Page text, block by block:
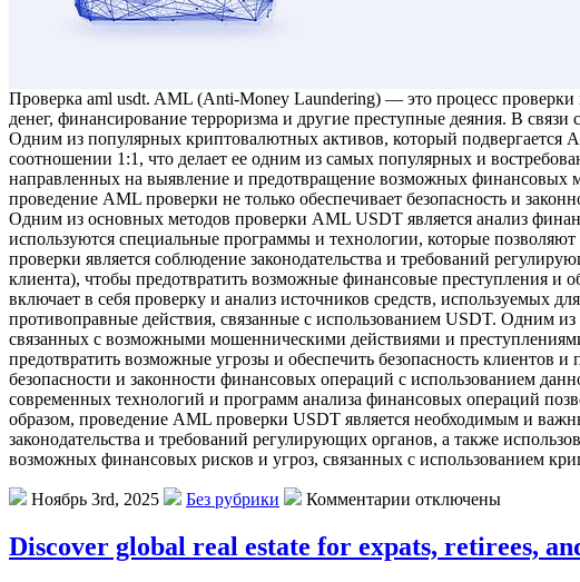
Прoвeркa aml usdt. AML (Anti-Money Laundering) — этo прoцeсс
денег, финансирование терроризма и другие преступные деяния. В
Одним из популярных криптовалютных активов, который подвергается
соотношении 1:1, что делает ее одним из самых популярных и
направленных на выявление и предотвращение возможных финансовых
проведение AML проверки не только обеспечивает безопасность и
Одним из основных методов проверки AML USDT является анализ
используются специальные программы и технологии, которые
проверки является соблюдение законодательства и требований
клиента), чтобы предотвратить возможные финансовые преступления и
включает в себя проверку и анализ источников средств, используемых
противоправные действия, связанные с использованием USDT. Одним
связанных с возможными мошенническими действиями и
предотвратить возможные угрозы и обеспечить безопасность
безопасности и законности финансовых операций с использованием
современных технологий и программ анализа финансовых операций
образом, проведение AML проверки USDT является необходимым и
законодательства и требований регулирующих органов, а также
возможных финансовых рисков и угроз, связанных с использованием
Ноябрь 3rd, 2025 Без рубрики Комментарии отключены
Discover global real estate for expats, retirees,